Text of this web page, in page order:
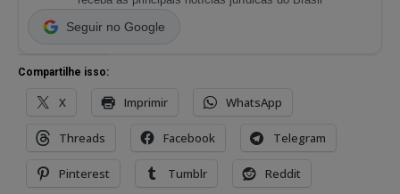
Seguir no Google
Compartilhe isso:
X Imprimir WhatsApp
Threads Facebook Telegram
Pinterest Tumblr Reddit